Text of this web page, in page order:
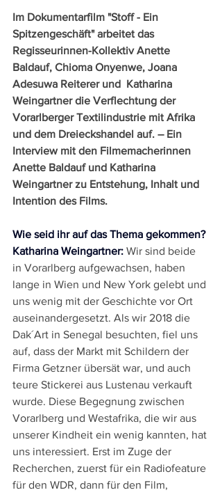
Im Dokumentarfilm "Stoff - Ein
Spitzengeschäft" arbeitet das
Regisseurinnen-Kollektiv Anette
Baldauf, Chioma Onyenwe, Joana
Adesuwa Reiterer und  Katharina
Weingartner die Verflechtung der
Vorarlberger Textilindustrie mit Afrika
und dem Dreieckshandel auf. – Ein
Interview mit den Filmemacherinnen
Anette Baldauf und Katharina
Weingartner zu Entstehung, Inhalt und
Intention des Films.
Wie seid ihr auf das Thema gekommen?
Katharina Weingartner: Wir sind beide
in Vorarlberg aufgewachsen, haben
lange in Wien und New York gelebt und
uns wenig mit der Geschichte vor Ort
auseinandergesetzt. Als wir 2018 die
Dak´Art in Senegal besuchten, fiel uns
auf, dass der Markt mit Schildern der
Firma Getzner übersät war, und auch
teure Stickerei aus Lustenau verkauft
wurde. Diese Begegnung zwischen
Vorarlberg und Westafrika, die wir aus
unserer Kindheit ein wenig kannten, hat
uns interessiert. Erst im Zuge der
Recherchen, zuerst für ein Radiofeature
für den WDR, dann für den Film,